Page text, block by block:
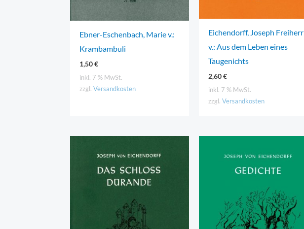
Ebner-Eschenbach, Marie v.:
Krambambuli
1,50€
inkl. 7 % MwSt.
zzgl. Versandkosten
Eichendorff, Joseph Freiherr
v.: Aus dem Leben eines
Taugenichts
2,60€
inkl. 7 % MwSt.
zzgl. Versandkosten